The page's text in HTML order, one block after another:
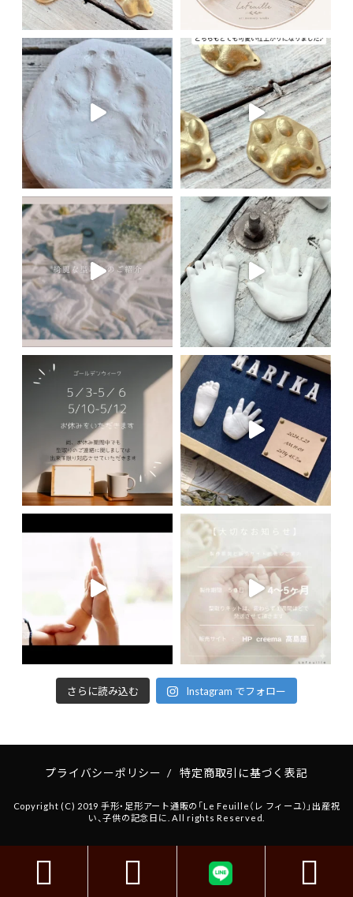
さらに読み込む Instagram でフォロー
プライバシーポリシー / 特定商取引に基づく表記
Copyright (C) 2019 手形・足形アート通販の「Le Feuille（レ フィーユ）」出産祝
い、子供の記念日に. All rights Reserved.
  